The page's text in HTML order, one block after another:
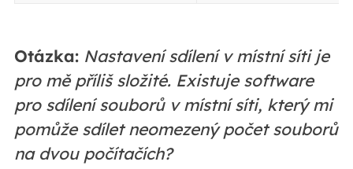
Otázka: Nastavení sdílení v místní síti je
pro mě příliš složité. Existuje software
pro sdílení souborů v místní síti, který mi
pomůže sdílet neomezený počet souborů
na dvou počítačích?